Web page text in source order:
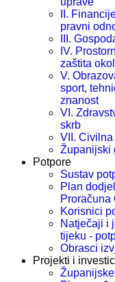
II.
pravni
III.
IV.
zaštita
V.
sport,
znanost
VI.
skrb
VII.
Županijski
Potpore
Sustav
Plan
Proračuna
Korisnici
Natječaji i
tijeku -
Obrasci
Projekti i